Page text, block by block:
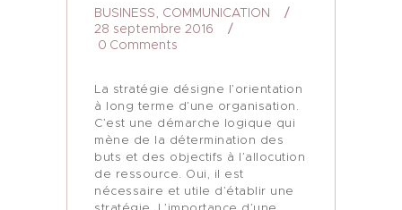
BUSINESS, COMMUNICATION
28 septembre 2016
0 Comments
La stratégie désigne l’orientation
à long terme d’une organisation.
C’est une démarche logique qui
mène de la détermination des
buts et des objectifs à l’allocution
de ressource. Oui, il est
nécessaire et utile d’établir une